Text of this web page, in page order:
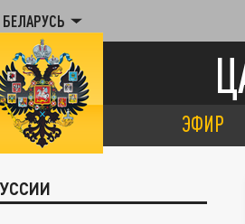
БЕЛАРУСЬ
ЭФИР